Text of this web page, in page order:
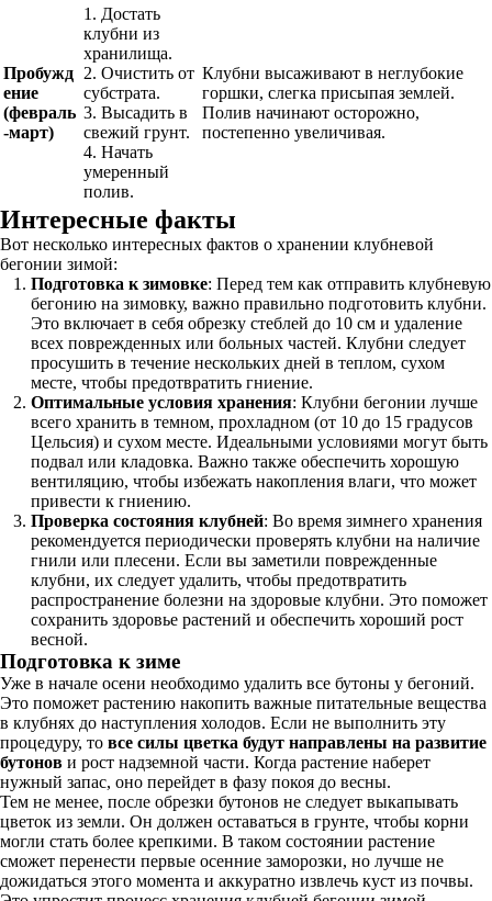
Пробужд
ение
(февраль
-март)
1. Достать
клубни из
хранилища.
2. Очистить от
субстрата.
3. Высадить в
свежий грунт.
4. Начать
умеренный
полив.
Клубни высаживают в неглубокие
горшки, слегка присыпая землей.
Полив начинают осторожно,
постепенно увеличивая.
Интересные факты
Вот несколько интересных фактов о хранении клубневой
бегонии зимой:
Подготовка к зимовке: Перед тем как отправить клубневую
бегонию на зимовку, важно правильно подготовить клубни.
Это включает в себя обрезку стеблей до 10 см и удаление
всех поврежденных или больных частей. Клубни следует
просушить в течение нескольких дней в теплом, сухом
месте, чтобы предотвратить гниение.
Оптимальные условия хранения: Клубни бегонии лучше
всего хранить в темном, прохладном (от 10 до 15 градусов
Цельсия) и сухом месте. Идеальными условиями могут быть
подвал или кладовка. Важно также обеспечить хорошую
вентиляцию, чтобы избежать накопления влаги, что может
привести к гниению.
Проверка состояния клубней: Во время зимнего хранения
рекомендуется периодически проверять клубни на наличие
гнили или плесени. Если вы заметили поврежденные
клубни, их следует удалить, чтобы предотвратить
распространение болезни на здоровые клубни. Это поможет
сохранить здоровье растений и обеспечить хороший рост
весной.
Подготовка к зиме
Уже в начале осени необходимо удалить все бутоны у бегоний.
Это поможет растению накопить важные питательные вещества
в клубнях до наступления холодов. Если не выполнить эту
процедуру, то все силы цветка будут направлены на развитие
бутонов и рост надземной части. Когда растение наберет
нужный запас, оно перейдет в фазу покоя до весны.
Тем не менее, после обрезки бутонов не следует выкапывать
цветок из земли. Он должен оставаться в грунте, чтобы корни
могли стать более крепкими. В таком состоянии растение
сможет перенести первые осенние заморозки, но лучше не
дожидаться этого момента и аккуратно извлечь куст из почвы.